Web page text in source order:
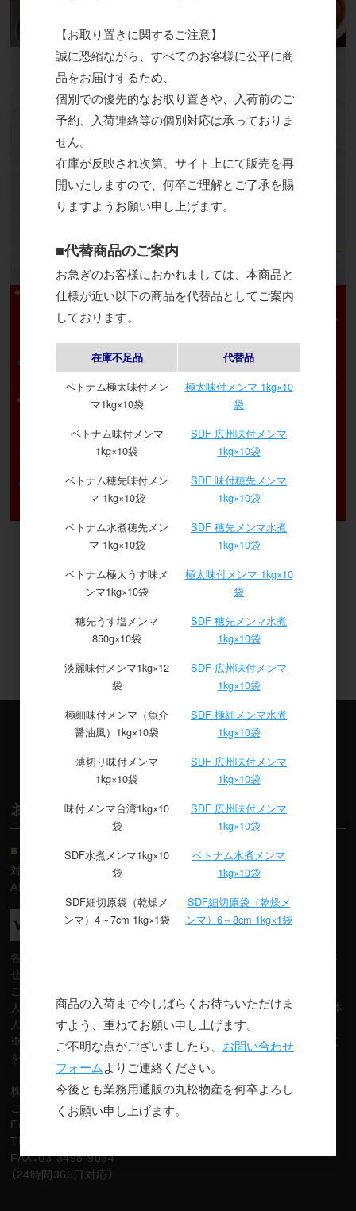
ご利用案内
GUIDE
お支払について
■ クレジットカード
対応カード：VISA/Master/JCB/
AMEX/Diners
各クレジット会員規約に基づき、ご指定預金口座から自動振替さ
せていただきます。
ご注文時にカード番号、有効期限をご入力ください。カード名義
人はご注文者様のご氏名となりますので、必ずカード 名義人ご本
人様がご注文ください。
※注文確認メール配信後でも、カード会社の審査等によりご注文
をお受けできない場合がございます。予めご了承ください。
株式会社ゼウス
ご購入者様専用カスタマーサポート▼
Email：support@cardservice.co.jp
TEL：03-6747-2486
FAX：03-3498-9034
（24時間365日対応）
【お取り置きに関するご注意】
誠に恐縮ながら、すべてのお客様に公平に商
品をお届けするため、
個別での優先的なお取り置きや、入荷前のご
予約、入荷連絡等の個別対応は承っておりま
せん。
在庫が反映され次第、サイト上にて販売を再
開いたしますので、何卒ご理解とご了承を賜
りますようお願い申し上げます。
■代替商品のご案内
お急ぎのお客様におかれましては、本商品と
仕様が近い以下の商品を代替品としてご案内
しております。
在庫不足品 代替品
ベトナム極太味付メン
マ1kg×10袋
極太味付メンマ 1kg×10
袋
ベトナム味付メンマ
1kg×10袋
SDF 広州味付メンマ
1kg×10袋
ベトナム穂先味付メン
マ 1kg×10袋
SDF 味付穂先メンマ
1kg×10袋
ベトナム水煮穂先メン
マ 1kg×10袋
SDF 穂先メンマ水煮
1kg×10袋
ベトナム極太うす味メ
ンマ1kg×10袋
極太味付メンマ 1kg×10
袋
穂先うす塩メンマ
850g×10袋
SDF 穂先メンマ水煮
1kg×10袋
淡麗味付メンマ1kg×12
袋
SDF 広州味付メンマ
1kg×10袋
極細味付メンマ（魚介
醤油風）1kg×10袋
SDF 極細メンマ水煮
1kg×10袋
薄切り味付メンマ
1kg×10袋
SDF 広州味付メンマ
1kg×10袋
味付メンマ台湾1kg×10
袋
SDF 広州味付メンマ
1kg×10袋
SDF水煮メンマ1kg×10
袋
ベトナム水煮メンマ
1kg×10袋
SDF細切原袋（乾燥メ
ンマ）4～7cm 1kg×1袋
SDF細切原袋（乾燥メ
ンマ）6～8cm 1kg×1袋
商品の入荷まで今しばらくお待ちいただけま
すよう、重ねてお願い申し上げます。
ご不明な点がございましたら、 お問い合わせ
フォームよりご連絡ください。
今後とも業務用通販の丸松物産を何卒よろし
くお願い申し上げます。